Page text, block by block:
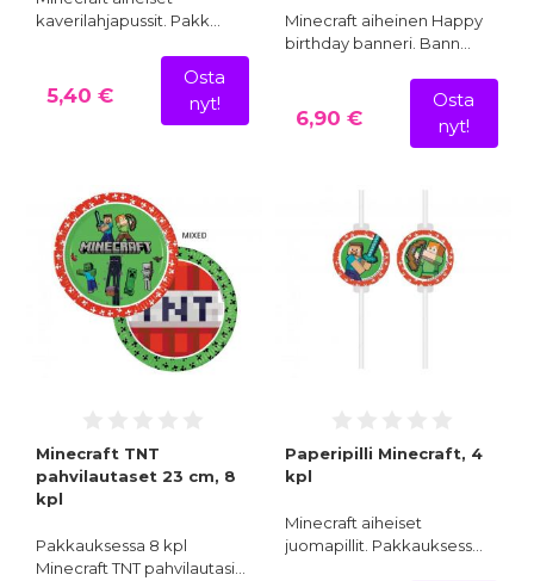
kaverilahjapussit. Pakk…
5,40 €
Osta
nyt!
Minecraft aiheinen Happy
birthday banneri. Bann…
6,90 €
Osta
nyt!
Minecraft TNT
pahvilautaset 23 cm, 8
kpl
Pakkauksessa 8 kpl
Minecraft TNT pahvilautasi…
Paperipilli Minecraft, 4
kpl
Minecraft aiheiset
juomapillit. Pakkauksess…